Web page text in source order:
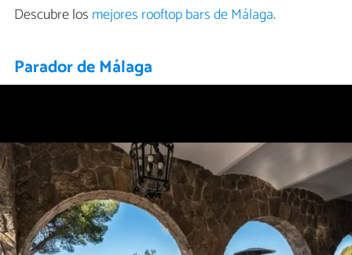
Descubre los mejores rooftop bars de Málaga.
Parador de Málaga